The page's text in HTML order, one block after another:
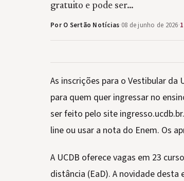
gratuito e pode ser…
Por O Sertão Notícias·08 de junho de 2026·
As inscrições para o Vestibular da
para quem quer ingressar no
ser feito pelo site
line ou usar a nota do Enem. Os
A UCDB oferece vagas em 23
distância (EaD). A novidade